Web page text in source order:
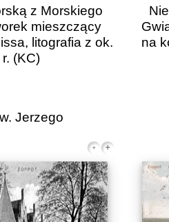
z Morskiego
mieszczący
litografia z ok.
(KC)
na
Jerzego